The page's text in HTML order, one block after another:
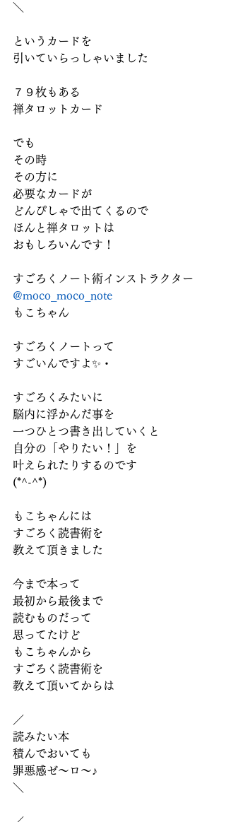
＼
というカードを
引いていらっしゃいました
７９枚もある
禅タロットカード
でも
その時
その方に
必要なカードが
どんぴしゃで出てくるので
ほんと禅タロットは
おもしろいんです！
すごろくノート術インストラクター
@moco_moco_note
もこちゃん
すごろくノートって
すごいんですよ✨・
すごろくみたいに
脳内に浮かんだ事を
一つひとつ書き出していくと
自分の「やりたい！」を
叶えられたりするのです
(*^-^*)
もこちゃんには
すごろく読書術を
教えて頂きました
今まで本って
最初から最後まで
読むものだって
思ってたけど
もこちゃんから
すごろく読書術を
教えて頂いてからは
／
読みたい本
積んでおいても
罪悪感ゼ～ロ～♪
＼